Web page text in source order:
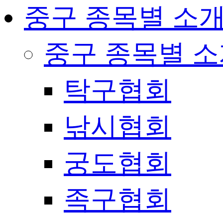
중구 종목별 소
중구 종목별
탁구협회
낚시협회
궁도협회
족구협회